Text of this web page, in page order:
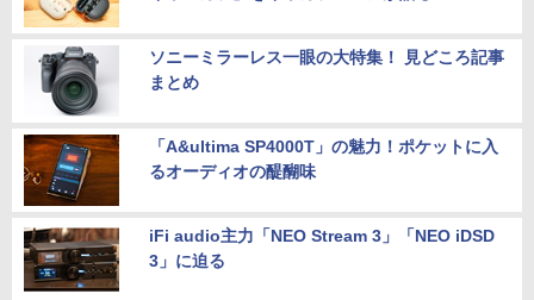
ソニーミラーレス一眼の大特集！ 見どころ記事
まとめ
「A&ultima SP4000T」の魅力！ポケットに入
るオーディオの醍醐味
iFi audio主力「NEO Stream 3」「NEO iDSD
3」に迫る